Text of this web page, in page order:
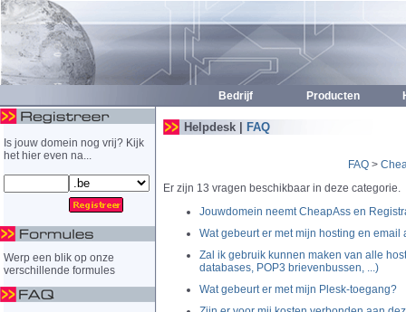
Bedrijf Producten
Is jouw domein nog vrij? Kijk
het hier even na...
Werp een blik op onze
verschillende formules
Helpdesk | FAQ
FAQ >
Er zijn 13 vragen beschikbaar in deze categorie.
Jouwdomein neemt CheapAss en
Wat gebeurt er met mijn hosting en
Zal ik gebruik kunnen maken van alle
databases, POP3 brievenbussen, ...)
Wat gebeurt er met mijn Plesk-toegang?